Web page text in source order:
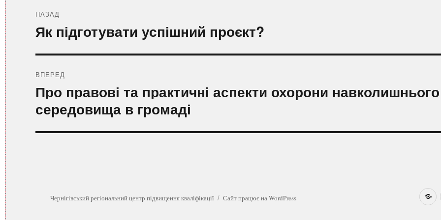
записів
НАЗАД
Попередній
запис:
Як підготувати успішний проєкт?
ВПЕРЕД
Наступний
запис:
Про правові та практичні аспекти охорони навколишнього
середовища в громаді
Чернігівський регіональний центр підвищення кваліфікації Сайт працює на WordPress